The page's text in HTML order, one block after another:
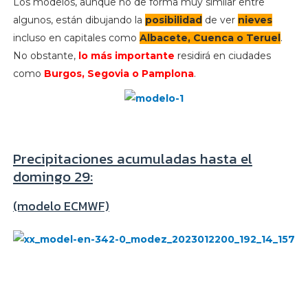
algunos, están dibujando la posibilidadde ver nieves
incluso en capitales como Albacete, Cuenca o Teruel.
No obstante, lo más importante residirá en ciudades
como Burgos, Segovia o Pamplona.
Precipitaciones acumuladas hasta el
domingo 29:
(modelo ECMWF)